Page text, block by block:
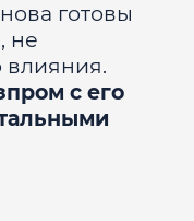
готовы
не
влияния.
с его